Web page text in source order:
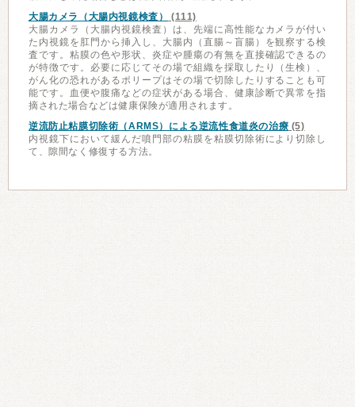
大腸カメラ（大腸内視鏡検査）
(111)
大腸カメラ（大腸内視鏡検査）は、先端に高性能なカメラが付い
た内視鏡を肛門から挿入し、大腸内（直腸～盲腸）を観察する検
査です。粘膜の色や形状、炎症や腫瘍の有無を直接確認できるの
が特徴です。必要に応じてその場で組織を採取したり（生検）、
がん化の恐れがあるポリープはその場で切除したりすることも可
能です。血便や腹痛などの症状がある場合、健康診断で異常を指
摘された場合などは健康保険が適用されます。
逆流防止粘膜切除術（ARMS）による逆流性食道炎の治療 (5)
内視鏡下において緩んだ噴門部の粘膜を粘膜切除術により切除し
て、隙間なく修復する方法。